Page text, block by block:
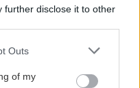
further disclose it to other
one or more Google
You may click to
Outs
of my
τη δική
την εργασία, τις
λοιπόν τη
απλότητα και την